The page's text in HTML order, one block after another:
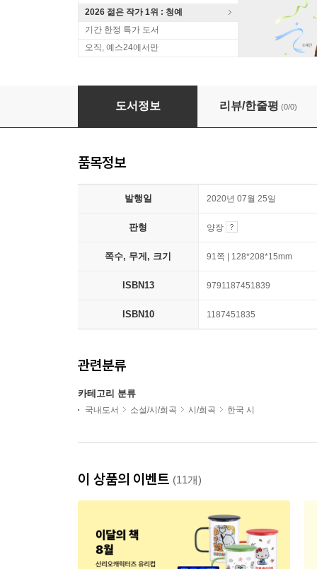
2026 젊은 작가 1위 : 청예
기간 한정 특가 도서
오직, 예스24에서만
그 별 우리 가슴에 빛나고
도서정보 리뷰/한줄평 (0/0)
품목정보
발행일 2020년 07월 25일
판형 양장
쪽수, 무게, 크기 91쪽 | 128*208*15mm
ISBN13 9791187451839
ISBN10 1187451835
관련분류
카테고리 분류
국내도서 소설/시/희곡 시/희곡 한국 시
이 상품의 이벤트 (11개)